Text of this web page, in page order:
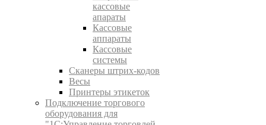
кассовые
апараты
Кассовые
аппараты
Кассовые
системы
Сканеры штрих-кодов
Весы
Принтеры этикеток
Подключение торгового
оборудования для